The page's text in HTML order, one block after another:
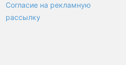
Согласие на рекламную
рассылку